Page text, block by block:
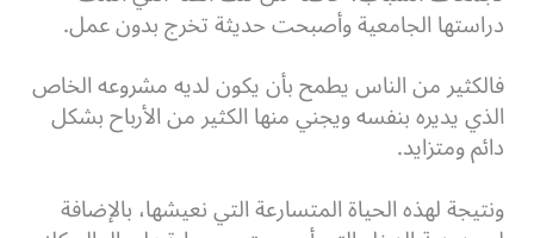
دراستها الجامعية وأصبحت حديثة تخرج بدون عمل.
فالكثير من الناس يطمح بأن يكون لديه مشروعه الخاص
الذي يديره بنفسه ويجني منها الكثير من الأرباح بشكل
دائم ومتزايد.
ونتيجة لهذه الحياة المتسارعة التي نعيشها، بالإضافة